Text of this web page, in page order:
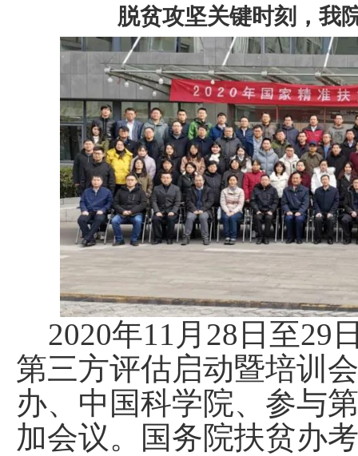
脱贫攻坚关键时刻，我
2020年11月28日至29
第三方评估启动暨培训
办、中国科学院、参与
加会议。国务院扶贫办